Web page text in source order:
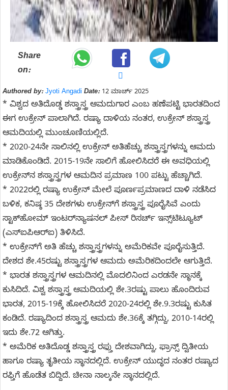
Share
on:
Authored by: Jyoti Angadi Date:12 ಮಾರ್ಚ್ 2025
* ವಿಶ್ವದ ಅತಿದೊಡ್ಡ ಶಸ್ತ್ರಾಸ್ತ್ರ ಆಮದುಗಾರ ಎಂಬ ಹಣೆಪಟ್ಟಿ ಭಾರತದಿಂದ
ಈಗ ಉಕ್ರೇನ್‌ ಪಾಲಾಗಿದೆ. ರಷ್ಯಾ ದಾಳಿಯ ನಂತರ, ಉಕ್ರೇನ್‌ ಶಸ್ತ್ರಾಸ್ತ್ರ
ಆಮದಿಯಲ್ಲಿ ಮುಂಚೂಣಿಯಲ್ಲಿದೆ.
* 2020-24ನೇ ಸಾಲಿನಲ್ಲಿ ಉಕ್ರೇನ್‌ ಅತಿಹೆಚ್ಚು ಶಸ್ತ್ರಾಸ್ತ್ರಗಳನ್ನು ಆಮದು
ಮಾಡಿಕೊಂಡಿದೆ. 2015-19ನೇ ಸಾಲಿಗೆ ಹೋಲಿಸಿದರೆ ಈ ಅವಧಿಯಲ್ಲಿ
ಉಕ್ರೇನ್‌ನ ಶಸ್ತ್ರಾಸ್ತ್ರಗಳ ಆಮದಿನ ಪ್ರಮಾಣ 100 ಪಟ್ಟು ಹೆಚ್ಚಾಗಿದೆ.
* 2022ರಲ್ಲಿ ರಷ್ಯಾ ಉಕ್ರೇನ್ ಮೇಲೆ ಪೂರ್ಣಪ್ರಮಾಣದ ದಾಳಿ ನಡೆಸಿದ
ಬಳಿಕ, ಕನಿಷ್ಠ 35 ದೇಶಗಳು ಉಕ್ರೇನ್‌ಗೆ ಶಸ್ತ್ರಾಸ್ತ್ರ ಪೂರೈಸಿವೆ ಎಂದು
ಸ್ಟಾಕ್‌ಹೋಮ್‌ ಇಂಟರ್‌ನ್ಯಾಷನಲ್‌ ಪೀಸ್‌ ರಿಸರ್ಚ್‌ ಇನ್ಸ್‌ಟಿಟ್ಯೂಟ್‌
(ಎಸ್‌ಐಪಿಆರ್‌ಐ) ತಿಳಿಸಿದೆ.
* ಉಕ್ರೇನ್‌ಗೆ ಅತಿ ಹೆಚ್ಚು ಶಸ್ತ್ರಾಸ್ತ್ರಗಳನ್ನು ಅಮೆರಿಕವೇ ಪೂರೈಸುತ್ತಿದೆ.
ದೇಶದ ಶೇ.45ರಷ್ಟು ಶಸ್ತ್ರಾಸ್ತ್ರಗಳ ಆಮದು ಅಮೆರಿಕದಿಂದಲೇ ಆಗುತ್ತಿದೆ.
* ಭಾರತ ಶಸ್ತ್ರಾಸ್ತ್ರಗಳ ಆಮದಿನಲ್ಲಿ ಮೊದಲಿನಿಂದ ಎರಡನೇ ಸ್ಥಾನಕ್ಕೆ
ಕುಸಿದಿದೆ. ವಿಶ್ವ ಶಸ್ತ್ರಾಸ್ತ್ರ ಆಮದಿಯಲ್ಲಿ ಶೇ.3ರಷ್ಟು ಪಾಲು ಹೊಂದಿರುವ
ಭಾರತ, 2015-19ಕ್ಕೆ ಹೋಲಿಸಿದರೆ 2020-24ರಲ್ಲಿ ಶೇ.9.3ರಷ್ಟು ಕುಸಿತ
ಕಂಡಿದೆ. ರಷ್ಯಾದಿಂದ ಶಸ್ತ್ರಾಸ್ತ್ರ ಆಮದು ಶೇ.36ಕ್ಕೆ ತಗ್ಗಿದ್ದು, 2010-14ರಲ್ಲಿ
ಇದು ಶೇ.72 ಆಗಿತ್ತು.
* ಅಮೆರಿಕ ಅತಿದೊಡ್ಡ ಶಸ್ತ್ರಾಸ್ತ್ರ ರಫ್ತು ದೇಶವಾಗಿದ್ದು, ಫ್ರಾನ್ಸ್ ದ್ವಿತೀಯ
ಹಾಗೂ ರಷ್ಯಾ ತೃತೀಯ ಸ್ಥಾನದಲ್ಲಿದೆ. ಉಕ್ರೇನ್ ಯುದ್ಧದ ನಂತರ ರಷ್ಯಾದ
ರಫ್ತಿಗೆ ಹೊಡೆತ ಬಿದ್ದಿದೆ. ಚೀನಾ ನಾಲ್ಕನೇ ಸ್ಥಾನದಲ್ಲಿದೆ.